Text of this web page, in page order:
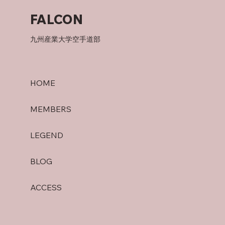
HOME
MEMBERS
LEGEND
BLOG
ACCESS
FALCON
九州産業大学空手道部